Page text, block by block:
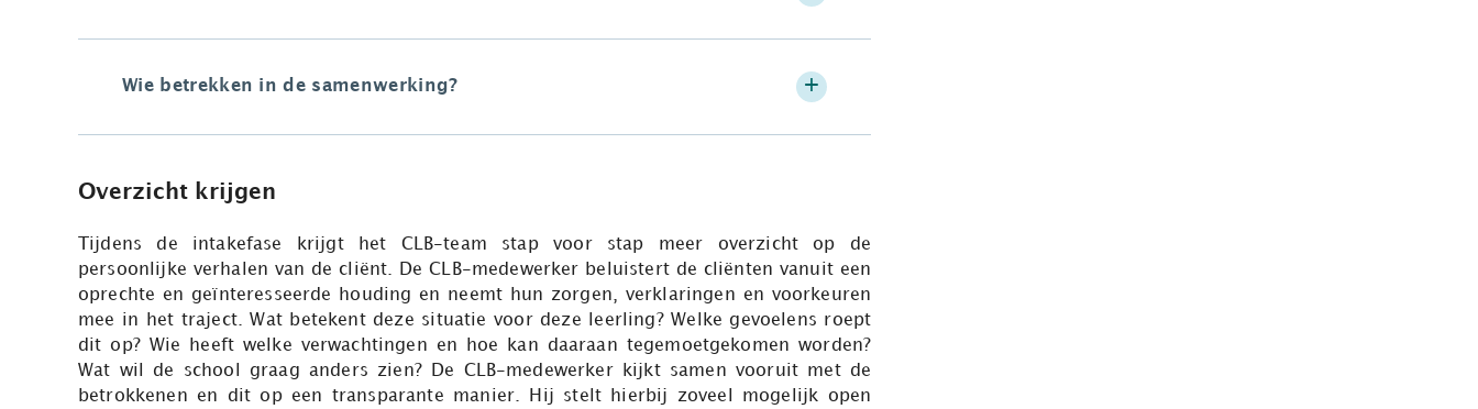
Wie betrekken in de samenwerking?
Overzicht krijgen
Tijdens de intakefase krijgt het CLB-team stap voor stap meer overzicht op de
persoonlijke verhalen van de cliënt. De CLB-medewerker beluistert de cliënten vanuit een
oprechte en geïnteresseerde houding en neemt hun zorgen, verklaringen en voorkeuren
mee in het traject. Wat betekent deze situatie voor deze leerling? Welke gevoelens roept
dit op? Wie heeft welke verwachtingen en hoe kan daaraan tegemoetgekomen worden?
Wat wil de school graag anders zien? De CLB-medewerker kijkt samen vooruit met de
betrokkenen en dit op een transparante manier. Hij stelt hierbij zoveel mogelijk open